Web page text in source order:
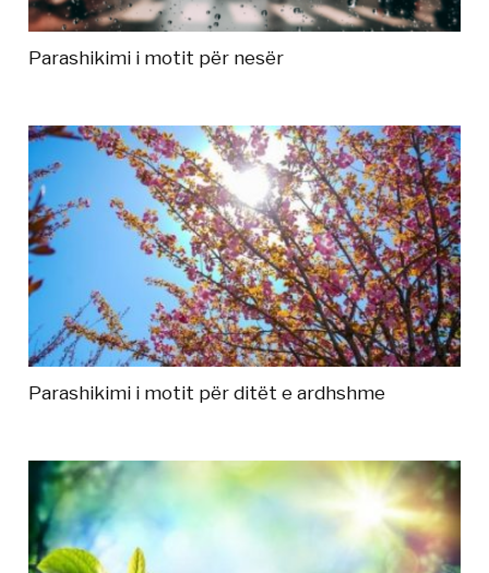
Parashikimi i motit për nesër
Parashikimi i motit për ditët e ardhshme